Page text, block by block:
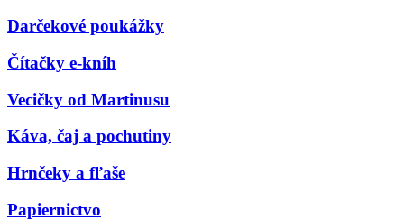
Darčekové poukážky
Čítačky e-kníh
Vecičky od Martinusu
Káva, čaj a pochutiny
Hrnčeky a fľaše
Papiernictvo